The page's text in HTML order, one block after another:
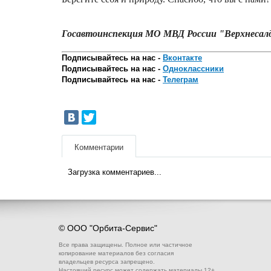
Госавтоинспекция МО МВД России
Подписывайтесь на нас - Вконтакте
Подписывайтесь на нас - Одноклассники
Подписывайтесь на нас - Телеграм
Комментарии
Загрузка комментариев...
© ООО "Орбита-Сервис"
Все права защищены. Полное или частичное
копирование материалов без согласия
владельцев ресурса запрещено.